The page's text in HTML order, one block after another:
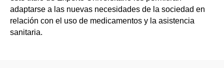
adaptarse a las nuevas necesidades de la sociedad en
relación con el uso de medicamentos y la asistencia
sanitaria.